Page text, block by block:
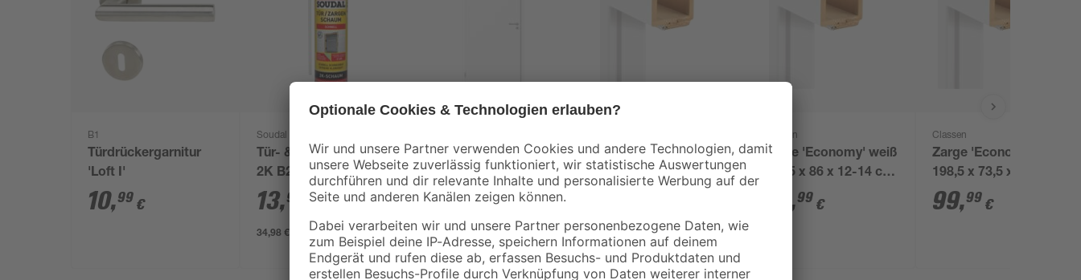
B1
Türdrückergarnitur
'Loft I'
10,99 €
Soudal
Tür- & Zargenschaum
2K B2 400 ml
13,99 €
34,98 € / Liter
Innentür 'Economy'
weiß 198,5 x 73,5 cm,
Linksanschlag
49,99€
Zarge 'Economy' weiß
198,5 x 86 x 14-16 cm,
Classen
Zarge 'Economy' weiß
198,5 x 86 x 12-14 cm,
Rechtsanschlag
,99 €
Classen
Zarge 'Economy' weiß
198,5 x 73,5 x 9,5-11,5
cm, Linksanschlag
99,99 €